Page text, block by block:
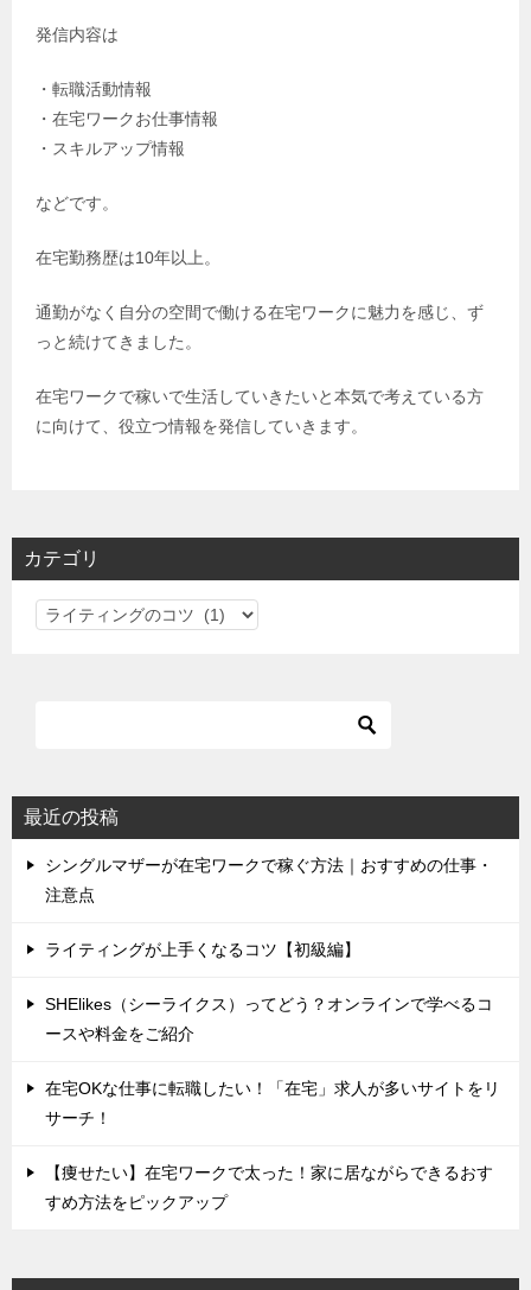
発信内容は
・転職活動情報
・在宅ワークお仕事情報
・スキルアップ情報
などです。
在宅勤務歴は10年以上。
通勤がなく自分の空間で働ける在宅ワークに魅力を感じ、ず
っと続けてきました。
在宅ワークで稼いで生活していきたいと本気で考えている方
に向けて、役立つ情報を発信していきます。
カテゴリ
カ
最近の投稿
シングルマザーが在宅ワークで稼ぐ方法｜おすすめの仕事・
注意点
ライティングが上手くなるコツ【初級編】
SHElikes（シーライクス）ってどう？オンラインで学べるコ
ースや料金をご紹介
在宅OKな仕事に転職したい！「在宅」求人が多いサイトをリ
サーチ！
【痩せたい】在宅ワークで太った！家に居ながらできるおす
すめ方法をピックアップ